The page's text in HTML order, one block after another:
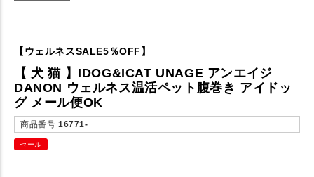
【ウェルネスSALE5％OFF】
【 犬 猫 】IDOG&ICAT UNAGE アンエイジ
DANON ウェルネス温活ペット腹巻き アイドッ
グ メール便OK
商品番号 16771-
セール